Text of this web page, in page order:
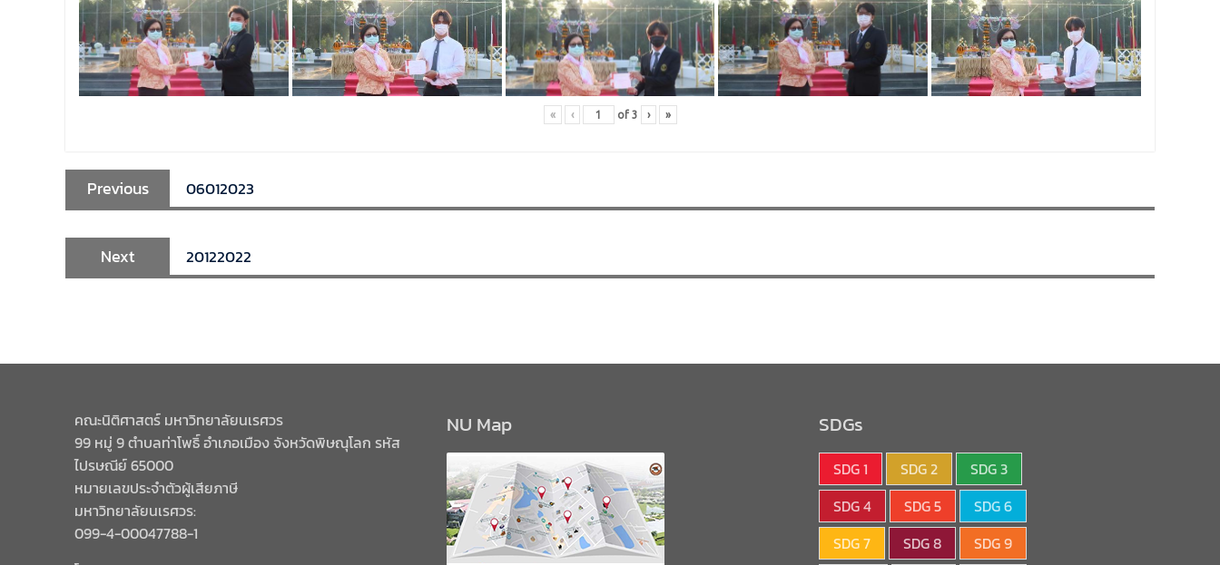
« ‹ of 3 › »
Previous 06012023
Next 20122022
คณะนิติศาสตร์ มหาวิทยาลัยนเรศวร
99 หมู่ 9 ตำบลท่าโพธิ์ อำเภอเมือง จังหวัดพิษณุโลก รหัส
ไปรษณีย์ 65000
หมายเลขประจำตัวผู้เสียภาษี
มหาวิทยาลัยนเรศวร:
099-4-00047788-1
NU Map SDGs
SDG 1 SDG 2
SDG 3
SDG 4
SDG 5
SDG 6
SDG 7
SDG 8 SDG 9